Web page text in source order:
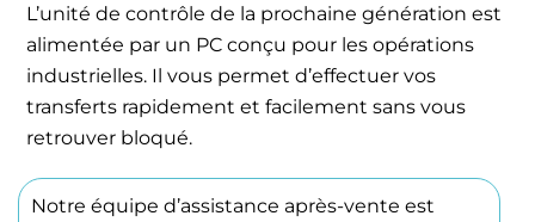
L’unité de contrôle de la prochaine génération est
alimentée par un PC conçu pour les opérations
industrielles. Il vous permet d’effectuer vos
transferts rapidement et facilement sans vous
retrouver bloqué.
Notre équipe d’assistance après-vente est